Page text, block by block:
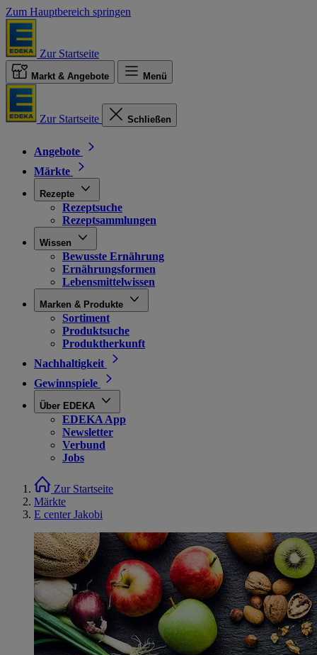
Zum Hauptbereich springen
Zur Startseite
Markt & Angebote Menü
Zur Startseite Schließen
Angebote
Märkte
Rezepte
Rezeptsuche
Rezeptsammlungen
Wissen
Bewusste Ernährung
Ernährungsformen
Lebensmittelwissen
Marken & Produkte
Sortiment
Produktsuche
Produktherkunft
Nachhaltigkeit
Gewinnspiele
Über EDEKA
EDEKA App
Newsletter
Verbund
Jobs
Zur Startseite
Märkte
E center Jakobi